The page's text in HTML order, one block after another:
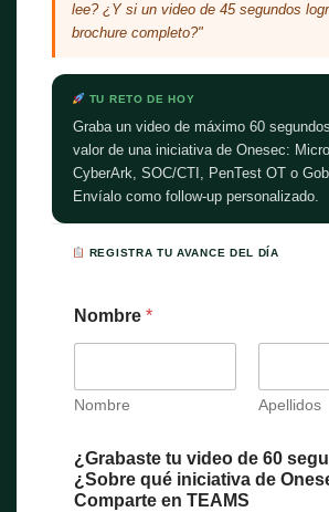
lee? ¿Y si un video de 45 segundos
brochure completo?"
TU RETO DE HOY
Graba un video de máximo 60
valor de una iniciativa de Onesec:
CyberArk, SOC/CTI, PenTest OT o
Envíalo como follow-up personalizado.
REGISTRA TU AVANCE DEL DÍA
Nombre *
Nombre Apellidos
¿Grabaste tu video de 60
¿Sobre qué iniciativa de
Comparte en TEAMS